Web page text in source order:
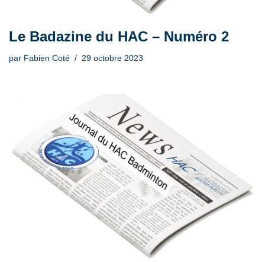
Le Badazine du HAC – Numéro 2
par Fabien Coté 29 octobre 2023